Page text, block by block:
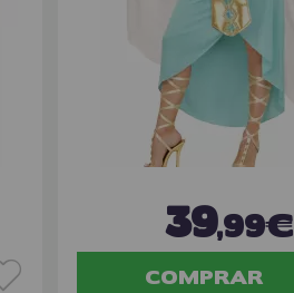
39,99€
COMPRAR